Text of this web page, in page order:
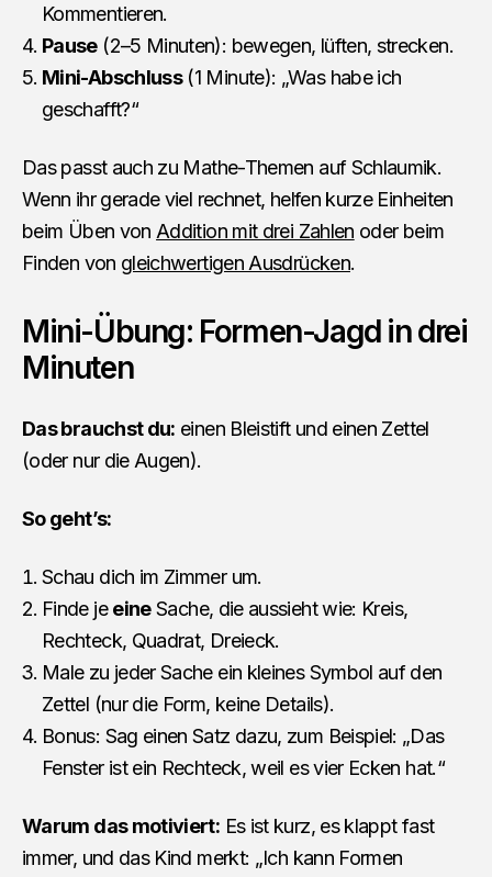
Kommentieren.
Pause(2–5 Minuten): bewegen, lüften, strecken.
Mini-Abschluss(1 Minute): „Was habe ich
geschafft?“
Das passt auch zu Mathe-Themen auf Schlaumik.
Wenn ihr gerade viel rechnet, helfen kurze Einheiten
beim Üben von Addition mit drei Zahlen oder beim
Finden von gleichwertigen Ausdrücken.
Mini-Übung: Formen-Jagd in drei
Minuten
Das brauchst du: einen Bleistift und einen Zettel
(oder nur die Augen).
So geht’s:
Schau dich im Zimmer um.
Finde jeeineSache, die aussieht wie: Kreis,
Rechteck, Quadrat, Dreieck.
Male zu jeder Sache ein kleines Symbol auf den
Zettel (nur die Form, keine Details).
Bonus: Sag einen Satz dazu, zum Beispiel: „Das
Fenster ist ein Rechteck, weil es vier Ecken hat.“
Warum das motiviert: Es ist kurz, es klappt fast
immer, und das Kind merkt: „Ich kann Formen